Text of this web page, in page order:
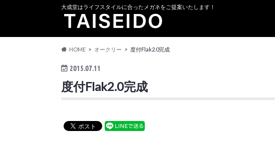
大成堂はライフスタイルに合ったメガネをご提案いたします！
HOME オークリー 度付Flak2.0完成
2015.07.11
度付Flak2.0完成